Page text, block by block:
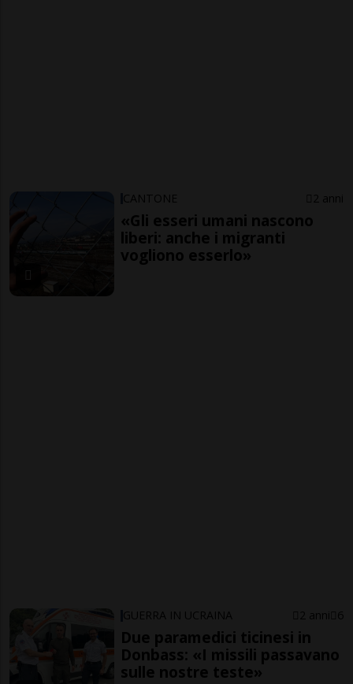
CANTONE 2 anni
«Gli esseri umani nascono
liberi: anche i migranti
vogliono esserlo»
GUERRA IN UCRAINA 2 anni 6
Due paramedici ticinesi in
Donbass: «I missili passavano
sulle nostre teste»